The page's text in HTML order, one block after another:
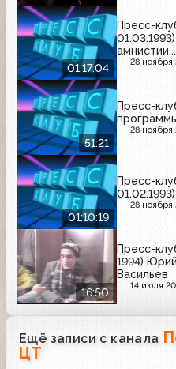
01:17:04
Пресс-
амнистии...
28 ноября
51:21
Пресс-
28 ноября
01:10:19
Пресс-
01.02.1993)
28 ноября
16:50
Пресс-
1994)
Васильев
14 июля
Ещё записи с канала
ЦТ